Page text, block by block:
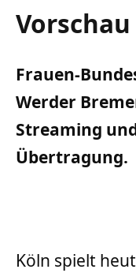
Frauen-
Werder
Streaming
Übertragung.
Köln spielt